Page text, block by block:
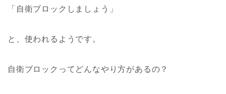
「自衛ブロックしましょう」
と、使われるようです。
自衛ブロックってどんなやり方があるの？